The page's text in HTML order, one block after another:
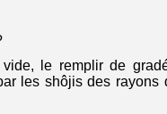
le remplir de
les shôjis des rayons